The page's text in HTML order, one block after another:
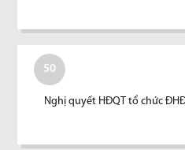
50
Nghị quyết HĐQT tổ chức